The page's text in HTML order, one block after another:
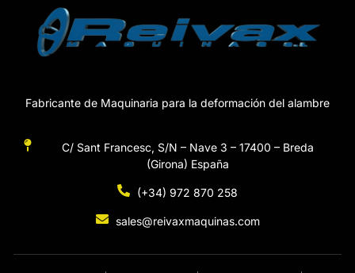
Fabricante de Maquinaria para la deformación del alambre
C/ Sant Francesc, S/N – Nave 3 – 17400 – Breda
(Girona) España
(+34) 972 870 258
sales@reivaxmaquinas.com